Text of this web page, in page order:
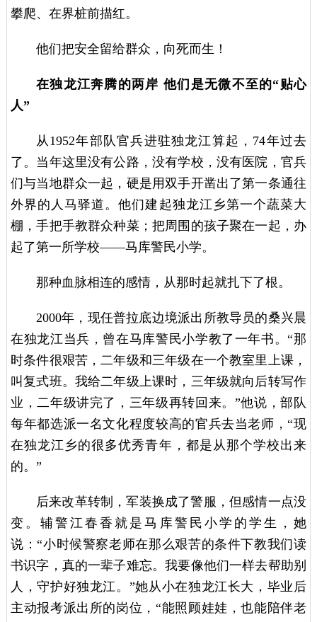
攀爬、在界桩前描红。
他们把安全留给群众，向死而生！
在独龙江奔腾的两岸 他们是无微不至的“贴心
人”
从1952年部队官兵进驻独龙江算起，74年过去
了。当年这里没有公路，没有学校，没有医院，官兵
们与当地群众一起，硬是用双手开凿出了第一条通往
外界的人马驿道。他们建起独龙江乡第一个蔬菜大
棚，手把手教群众种菜；把周围的孩子聚在一起，办
起了第一所学校——马库警民小学。
那种血脉相连的感情，从那时起就扎下了根。
2000年，现任普拉底边境派出所教导员的桑兴晨
在独龙江当兵，曾在马库警民小学教了一年书。“那
时条件很艰苦，二年级和三年级在一个教室里上课，
叫复式班。我给二年级上课时，三年级就向后转写作
业，二年级讲完了，三年级再转回来。”他说，部队
每年都选派一名文化程度较高的官兵去当老师，“现
在独龙江乡的很多优秀青年，都是从那个学校出来
的。”
后来改革转制，军装换成了警服，但感情一点没
变。辅警江春香就是马库警民小学的学生，她
说：“小时候警察老师在那么艰苦的条件下教我们读
书识字，真的一辈子难忘。我要像他们一样去帮助别
人，守护好独龙江。”她从小在独龙江长大，毕业后
主动报考派出所的岗位，“能照顾娃娃，也能陪伴老